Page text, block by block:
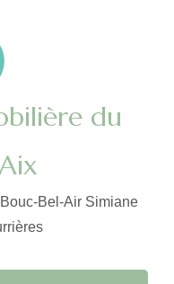
du
Bel-Air Simiane